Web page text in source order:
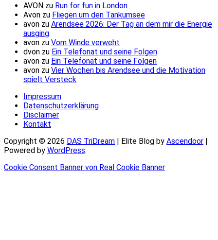
AVON zu Run for fun in London
Avon zu Fliegen um den Tankumsee
avon zu Arendsee 2026: Der Tag an dem mir die Energie
ausging
avon zu Vom Winde verweht
dvon zu Ein Telefonat und seine Folgen
avon zu Ein Telefonat und seine Folgen
avon zu Vier Wochen bis Arendsee und die Motivation
spielt Versteck
Impressum
Datenschutzerklärung
Disclaimer
Kontakt
Copyright © 2026 DAS TriDream | Elite Blog by Ascendoor |
Powered by WordPress.
Cookie Consent Banner von Real Cookie Banner